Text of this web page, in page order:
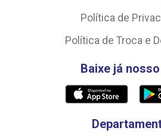
Política de
Política de Troca e
Baixe já